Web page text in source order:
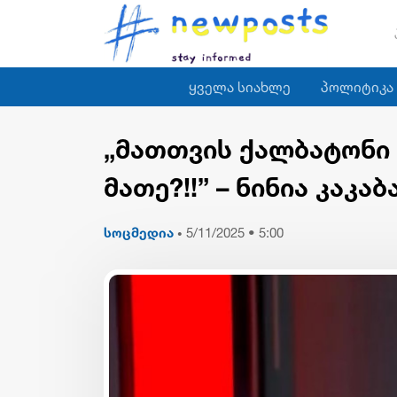
ყველა სიახლე პოლიტიკა
„მათთვის
მათე?!!” – ნინია
სოცმედია • 5/11/2025 • 5:00